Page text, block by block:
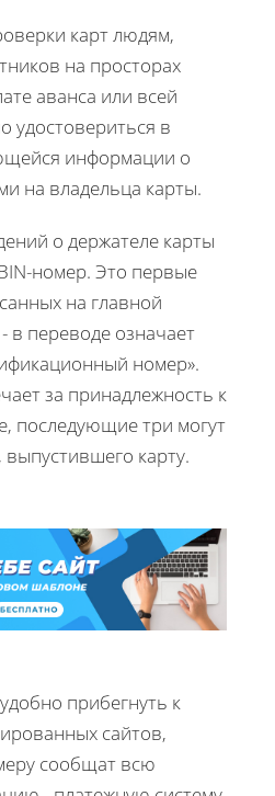
карт людям,
на просторах
аванса или всей
удостовериться в
информации о
на владельца карты.
о держателе карты
номер. Это первые
на главной
в переводе означает
номер».
за принадлежность к
последующие три могут
выпустившего карту.
прибегнуть к
сайтов,
сообщат всю